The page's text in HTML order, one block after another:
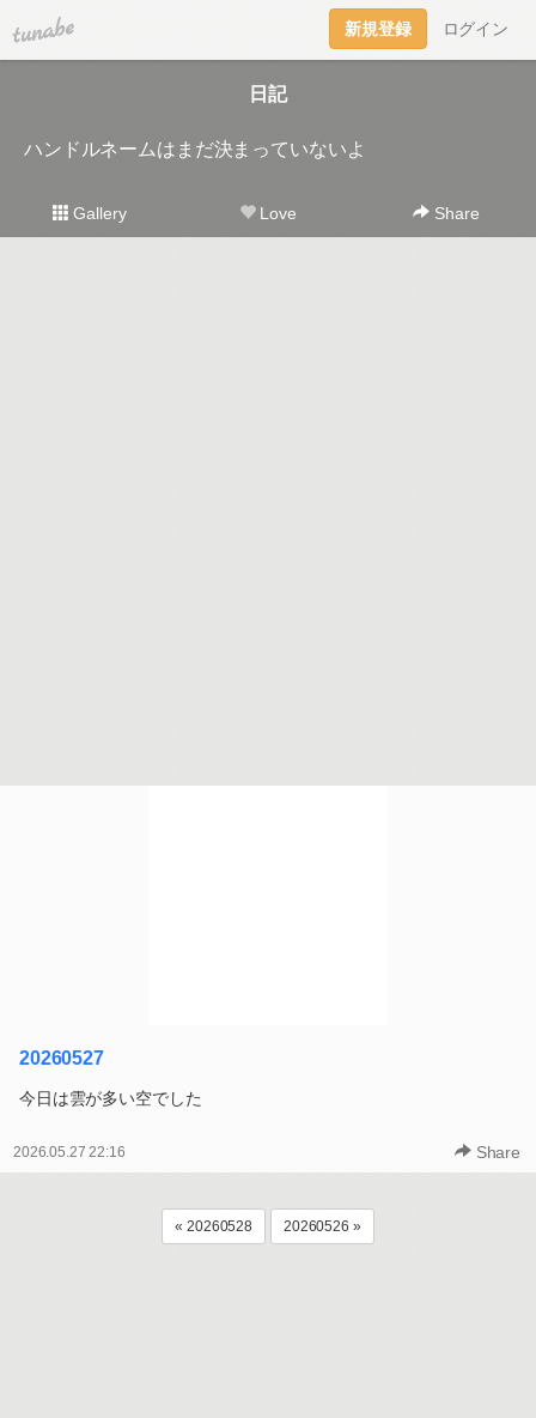
tuna.be 新規登録 ログイン
日記
ハンドルネームはまだ決まっていないよ
Gallery Love Share
20260527
今日は雲が多い空でした
2026.05.27 22:16 Share
« 20260528 20260526 »